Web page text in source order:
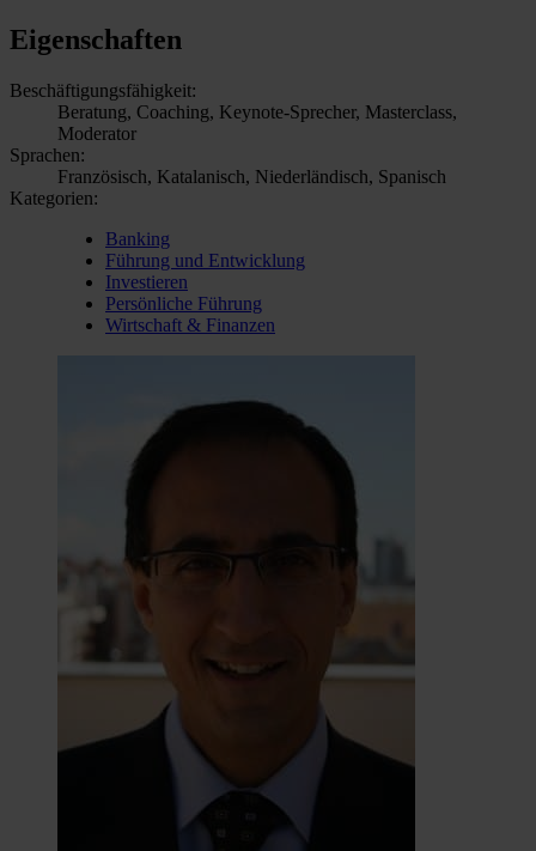
Eigenschaften
Beschäftigungsfähigkeit:
Beratung, Coaching, Keynote-Sprecher, Masterclass,
Moderator
Sprachen:
Französisch, Katalanisch, Niederländisch, Spanisch
Kategorien:
Banking
Führung und Entwicklung
Investieren
Persönliche Führung
Wirtschaft & Finanzen